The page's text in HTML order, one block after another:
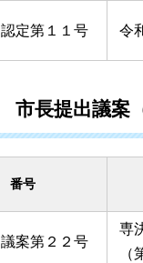
認定第１１号 令
市長提出議案
番号
議案第２２号
専
（